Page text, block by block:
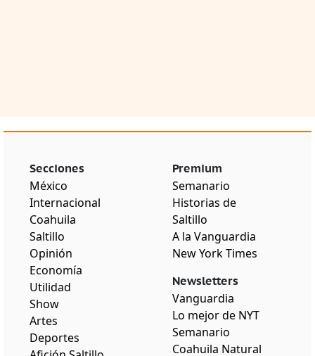
Secciones
México
Internacional
Coahuila
Saltillo
Opinión
Economía
Utilidad
Show
Artes
Deportes
Premium
Semanario
Historias de
Saltillo
A la Vanguardia
New York Times
Newsletters
Vanguardia
Lo mejor de NYT
Semanario
Coahuila Natural